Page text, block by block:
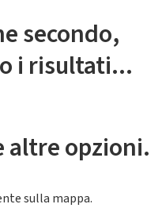
secondo,
i risultati...
altre opzioni.
sulla mappa.